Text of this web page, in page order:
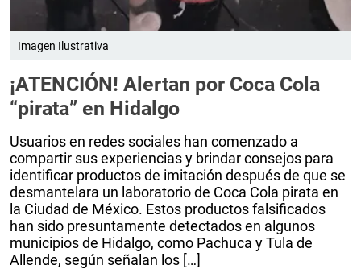
Imagen Ilustrativa
¡ATENCIÓN! Alertan por Coca Cola
“pirata” en Hidalgo
Usuarios en redes sociales han comenzado a
compartir sus experiencias y brindar consejos para
identificar productos de imitación después de que se
desmantelara un laboratorio de Coca Cola pirata en
la Ciudad de México. Estos productos falsificados
han sido presuntamente detectados en algunos
municipios de Hidalgo, como Pachuca y Tula de
Allende, según señalan los […]